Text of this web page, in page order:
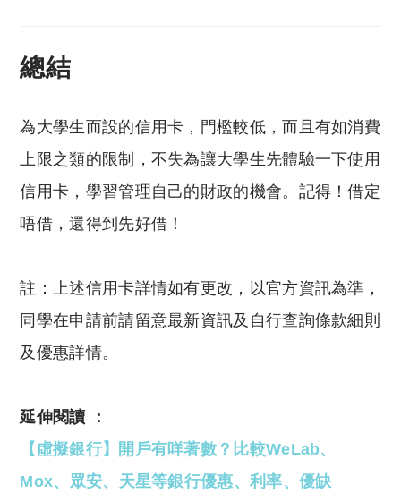
總結
為大學生而設的信用卡，門檻較低，而且有如消費
上限之類的限制，不失為讓大學生先體驗一下使用
信用卡，學習管理自己的財政的機會。記得！借定
唔借，還得到先好借！
註：上述信用卡詳情如有更改，以官方資訊為準，
同學在申請前請留意最新資訊及自行查詢條款細則
及優惠詳情。
延伸閱讀 ：
【虛擬銀行】開戶有咩著數？比較WeLab、
Mox、眾安、天星等銀行優惠、利率、優缺